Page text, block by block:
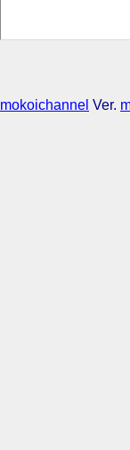
mokoichannel Ver.